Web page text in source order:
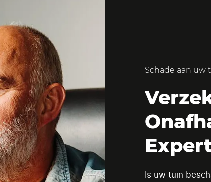
Schade aan uw
Is uw tuin